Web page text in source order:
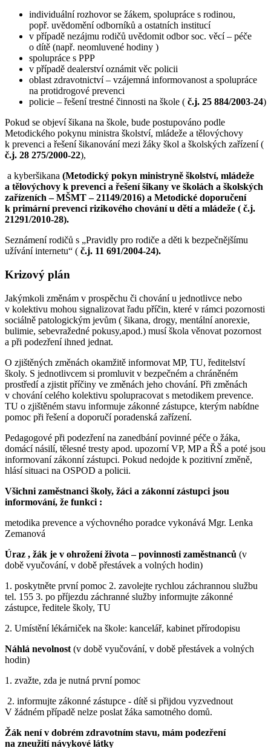
individuální rozhovor se žákem, spolupráce s rodinou,
popř. uvědomění odborníků a ostatních institucí
v případě nezájmu rodičů uvědomit odbor soc. věcí – péče
o dítě (např. neomluvené hodiny )
spolupráce s PPP
v případě dealerství oznámit věc policii
oblast zdravotnictví – vzájemná informovanost a spolupráce
na protidrogové prevenci
policie – řešení trestné činnosti na škole ( č.j. 25 884/2003-24)
Pokud se objeví šikana na škole, bude postupováno podle
Metodického pokynu ministra školství, mládeže a tělovýchovy
k prevenci a řešení šikanování mezi žáky škol a školských zařízení (
č.j. 28 275/2000-22),
a kyberšikana (Metodický pokyn ministryně školství, mládeže
a tělovýchovy k prevenci a řešení šikany ve školách a školských
zařízeních – MŠMT – 21149/2016) a Metodické doporučení
k primární prevenci rizikového chování u dětí a mládeže ( č.j.
21291/2010-28).
Seznámení rodičů s „Pravidly pro rodiče a děti k bezpečnějšímu
užívání internetu“ ( č.j. 11 691/2004-24).
Krizový plán
Jakýmkoli změnám v prospěchu či chování u jednotlivce nebo
v kolektivu mohou signalizovat řadu příčin, které v rámci pozornosti
sociálně patologickým jevům ( šikana, drogy, mentální anorexie,
bulimie, sebevražedné pokusy,apod.) musí škola věnovat pozornost
a při podezření ihned jednat.
O zjištěných změnách okamžitě informovat MP, TU, ředitelství
školy. S jednotlivcem si promluvit v bezpečném a chráněném
prostředí a zjistit příčiny ve změnách jeho chování. Při změnách
v chování celého kolektivu spolupracovat s metodikem prevence.
TU o zjištěném stavu informuje zákonné zástupce, kterým nabídne
pomoc při řešení a doporučí poradenská zařízení.
Pedagogové při podezření na zanedbání povinné péče o žáka,
domácí násilí, tělesné tresty apod. upozorní VP, MP a ŘŠ a poté jsou
informovaní zákonní zástupci. Pokud nedojde k pozitivní změně,
hlásí situaci na OSPOD a policii.
Všichni zaměstnanci školy, žáci a zákonní zástupci jsou
informování, že funkci :
metodika prevence a výchovného poradce vykonává Mgr. Lenka
Zemanová
Úraz , žák je v ohrožení života – povinnosti zaměstnanců (v
době vyučování, v době přestávek a volných hodin)
1. poskytněte první pomoc 2. zavolejte rychlou záchrannou službu
tel. 155 3. po příjezdu záchranné služby informujte zákonné
zástupce, ředitele školy, TU
2. Umístění lékárniček na škole: kancelář, kabinet přírodopisu
Náhlá nevolnost (v době vyučování, v době přestávek a volných
hodin)
1. zvažte, zda je nutná první pomoc
2. informujte zákonné zástupce - dítě si přijdou vyzvednout
V žádném případě nelze poslat žáka samotného domů.
Žák není v dobrém zdravotním stavu, mám podezření
na zneužití návykové látky